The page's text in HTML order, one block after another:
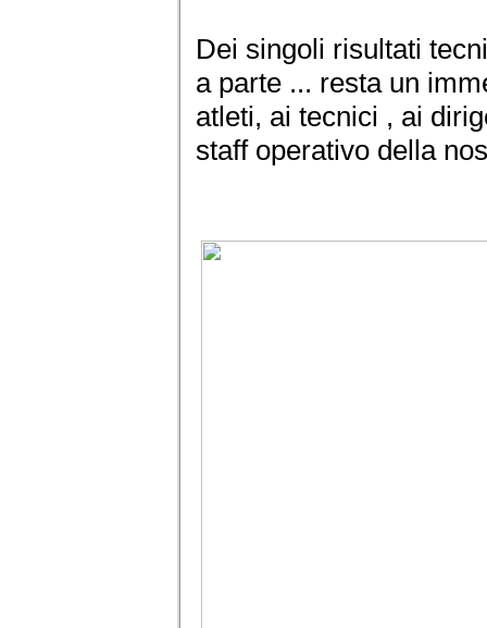
Dei singoli risultati
a parte ... resta un
atleti, ai tecnici , ai
staff operativo della